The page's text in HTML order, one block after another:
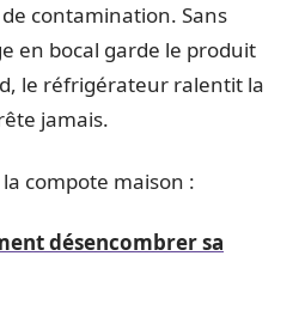
contamination. Sans
en bocal garde le produit
le réfrigérateur ralentit la
jamais.
compote maison :
désencombrer sa